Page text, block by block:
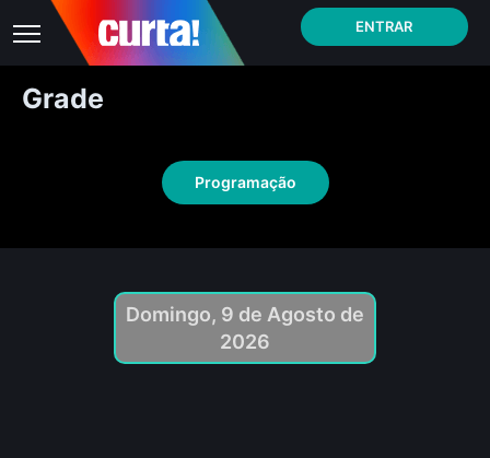
ENTRAR
Grade
Programação
Domingo, 9 de Agosto de
2026